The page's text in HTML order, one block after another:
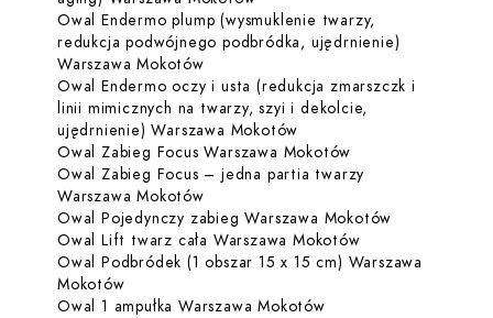
Owal Endermo plump (wysmuklenie twarzy,
redukcja podwójnego podbródka, ujędrnienie)
Warszawa MokotówDowiedz się więcej o Owal Endermo
Owal Endermo oczy i usta (redukcja zmarszczk i
linii mimicznych na twarzy, szyi i dekolcie,
ujędrnienie) Warszawa Mokotów
Owal Zabieg Focus Warszawa Mokotów
Owal Zabieg Focus – jedna partia twarzy
Warszawa MokotówDowiedz się więcej o Owal Zabieg
Owal Pojedynczy zabieg Warszawa Mokotów
Owal Lift twarz cała Warszawa MokotówDowiedz się
Owal Podbródek (1 obszar 15 x 15 cm) Warszawa
MokotówDowiedz się więcej o Owal Podbródek (1 obszar
Owal 1 ampułka Warszawa MokotówDowiedz się więcej o